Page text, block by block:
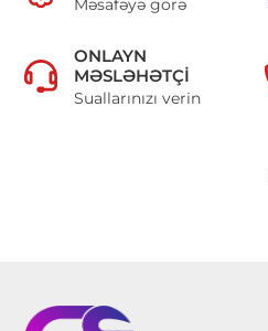
Məsafəyə görə
ONLAYN
MƏSLƏHƏTÇI
Suallarınızı verin